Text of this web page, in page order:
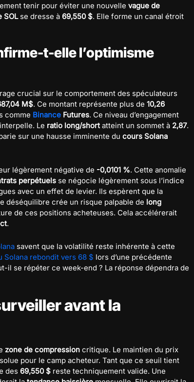
tenir pour éviter une nouvelle vague de
SOLse dresse à 69,550 $. Elle forme un canal étroit
t-elle l’optimisme
crucial sur le comportement des spéculateurs
M$. Ce montant représente plus de 10,26
comme Binance Futures. Ce niveau d’engagement
Le ratio long/short atteint un sommet à 2,87.
sur une hausse imminente du cours Solana
légèrement négative de -0,0101 %. Cette anomalie
perpétuels se négocie légèrement sous l’indice
avec un effet de levier. Ils espèrent que la
déséquilibre crée un risque palpable de long
de ces positions acheteuses. Cela accélérerait
.
savent que la volatilité reste inhérente à cette
Solana rebondit vers 68 $ lors d’une précédente
il se répéter ce week-end ? La réponse dépendra de
avant la
zone de compression critique. Le maintien du prix
pour le camp acheteur. Tant que ce seuil tient
des 69,550 $ reste techniquement valide. Une